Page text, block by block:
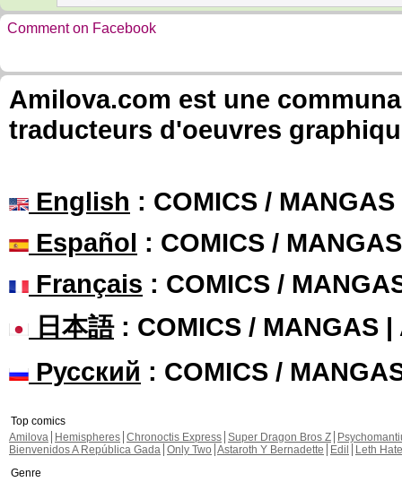
Comment on Facebook
Amilova.com est une
traducteurs d'oeuvres
English : COMICS /
Español : COMICS /
Français : COMICS /
日本語: COMICS / MANGAS |
Русский : COMICS /
Top comics
Amilova
Hemispheres Chronoctis Express Super Dragon Bros Z
Bienvenidos A República Gada Only Two Astaroth Y Bernadette Edil
Leth Hate
Genre